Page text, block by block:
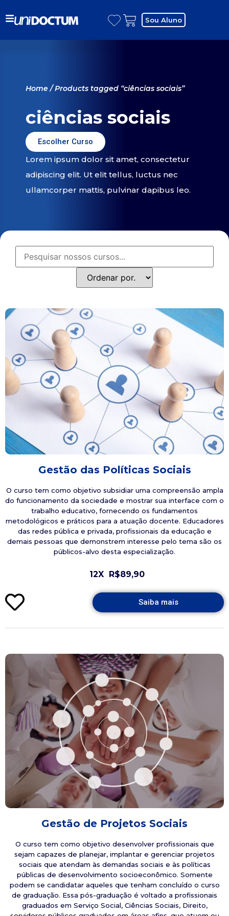
Sou Aluno
Home/ Products tagged “ciências sociais”
ciências sociais
Escolher Curso
Lorem ipsum dolor sit amet, consectetur
adipiscing elit. Ut elit tellus, luctus nec
ullamcorper mattis, pulvinar dapibus leo.
Gestão das Políticas Sociais
O curso tem como objetivo subsidiar uma compreensão ampla
do funcionamento da sociedade e mostrar sua interface com o
trabalho educativo, fornecendo os fundamentos
metodológicos e práticos para a atuação docente. Educadores
das redes pública e privada, profissionais da educação e
demais pessoas que demonstrem interesse pelo tema são os
públicos-alvo desta especialização.
12X R$89,90
Saiba mais
Gestão de Projetos Sociais
O curso tem como objetivo desenvolver profissionais que
sejam capazes de planejar, implantar e gerenciar projetos
sociais que atendam às demandas sociais e às políticas
públicas de desenvolvimento socioeconômico. Somente
podem se candidatar aqueles que tenham concluído o curso
de graduação. Essa pós-graduação é voltado a profissionais
graduados em Serviço Social, Ciências Sociais, Direito,